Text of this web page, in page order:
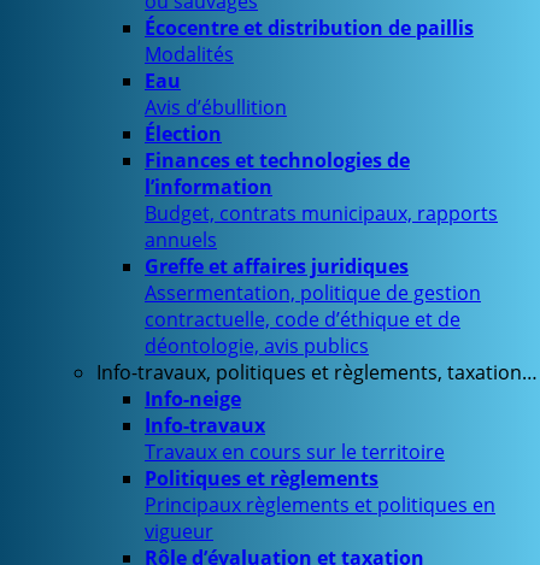
Écocentre et distribution de paillis
Modalités
Eau
Avis d’ébullition
Élection
Finances et technologies de
l’information
Budget, contrats municipaux, rapports
annuels
Greffe et affaires juridiques
Assermentation, politique de gestion
contractuelle, code d’éthique et de
déontologie, avis publics
Info-travaux, politiques et règlements, taxation…
Info-neige
Info-travaux
Travaux en cours sur le territoire
Politiques et règlements
Principaux règlements et politiques en
vigueur
Rôle d’évaluation et taxation